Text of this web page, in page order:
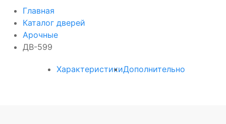
Главная
Каталог дверей
Арочные
ДВ-599
ХарактеристикиДополнительно